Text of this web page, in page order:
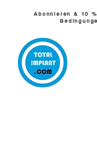
Abonnieren & 10